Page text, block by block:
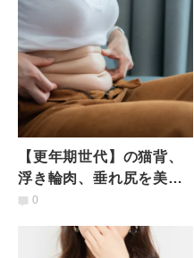
【更年期世代】の猫背、
浮き輪肉、垂れ尻を美姿
勢に変える方法｜1万5千
が伝授
0